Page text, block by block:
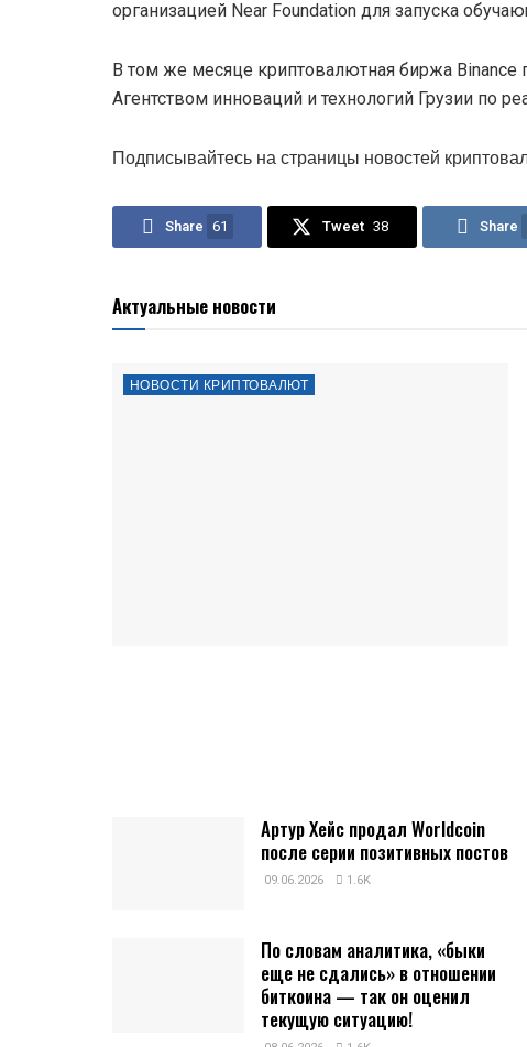
организацией Near Foundation для запуска
В том же месяце криптовалютная биржа
Агентством инноваций и технологий Грузии по
Подписывайтесь на страницы новостей
Share 61 Tweet 38 Share
Актуальные новости
НОВОСТИ КРИПТОВАЛЮТ
Артур Хейс продал Worldcoin
после серии позитивных постов
09.06.2026 1.6K
По словам аналитика, «быки
еще не сдались» в отношении
биткоина — так он оценил
текущую ситуацию!